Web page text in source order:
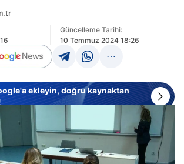
Güncelleme Tarihi:
10 Temmuz 2024 18:26
ekleyin, doğru kaynaktan